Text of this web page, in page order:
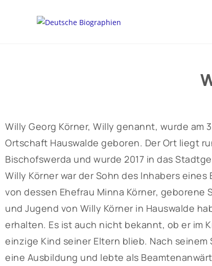
Willy Georg Körner, Willy genannt, wurde am
Ortschaft Hauswalde geboren. Der Ort liegt
Bischofswerda und wurde 2017 in das
Willy Körner war der Sohn des Inhabers
von dessen Ehefrau Minna Körner, geborene
und Jugend von Willy Körner in Hauswalde
erhalten. Es ist auch nicht bekannt, ob er im
einzige Kind seiner Eltern blieb. Nach
eine Ausbildung und lebte als